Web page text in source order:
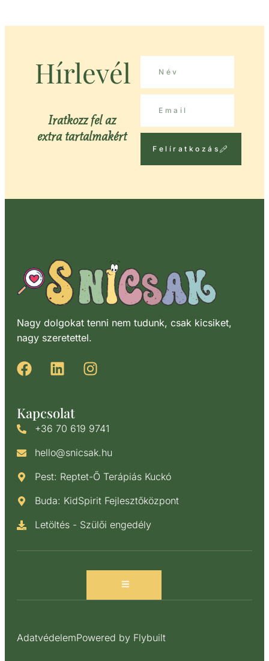
Hírlevél
Iratkozz fel az
extra tartalmakért
Felíratkozás
Nagy dolgokat tenni nem tudunk, csak kicsiket,
nagy szeretettel.
Kapcsolat
+36 70 619 9741
hello@snicsak.hu
Pest: Reptet-Ő Terápiás Kuckó
Buda: KidSpirit Fejlesztőközpont
Letöltés - Szülői engedély
AdatvédelemPowered by Flybuilt